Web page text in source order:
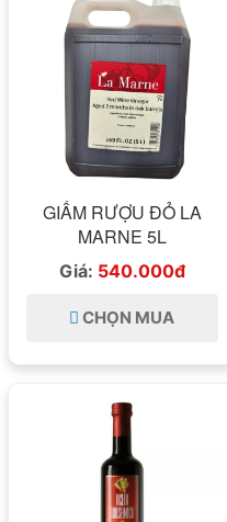
GIẤM RƯỢU ĐỎ LA
MARNE 5L
Giá: 540.000đ
CHỌN MUA